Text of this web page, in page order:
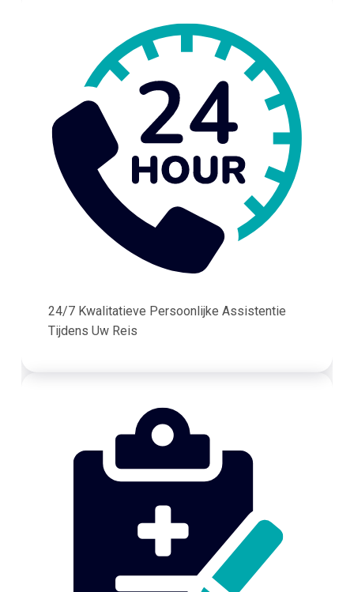
24/7 Kwalitatieve Persoonlijke Assistentie
Tijdens Uw Reis